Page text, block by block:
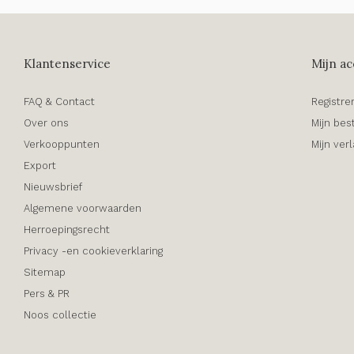
Klantenservice
FAQ & Contact
Over ons
Verkooppunten
Export
Nieuwsbrief
Algemene voorwaarden
Herroepingsrecht
Privacy -en cookieverklaring
Sitemap
Pers & PR
Noos collectie
Mijn
Mijn
Mijn